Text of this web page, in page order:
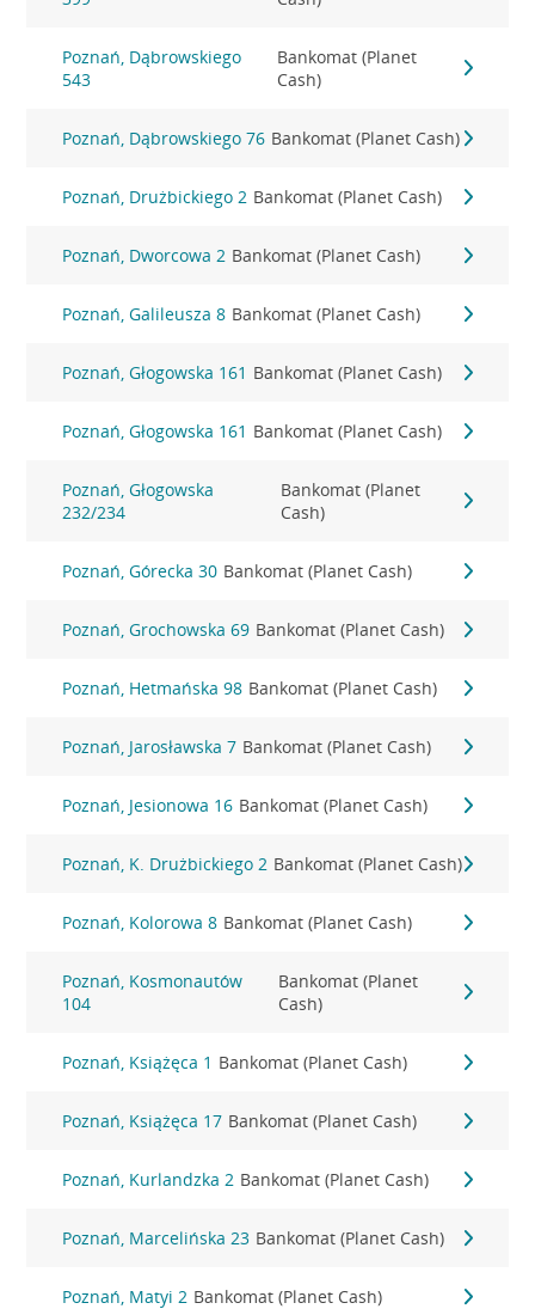
Poznań, Dąbrowskiego
543
Bankomat (Planet
Cash)
Poznań, Dąbrowskiego 76 Bankomat (Planet Cash)
Poznań, Drużbickiego 2 Bankomat (Planet Cash)
Poznań, Dworcowa 2 Bankomat (Planet Cash)
Poznań, Galileusza 8 Bankomat (Planet Cash)
Poznań, Głogowska 161 Bankomat (Planet Cash)
Poznań, Głogowska 161 Bankomat (Planet Cash)
Poznań, Głogowska
232/234
Bankomat (Planet
Cash)
Poznań, Górecka 30 Bankomat (Planet Cash)
Poznań, Grochowska 69 Bankomat (Planet Cash)
Poznań, Hetmańska 98 Bankomat (Planet Cash)
Poznań, Jarosławska 7 Bankomat (Planet Cash)
Poznań, Jesionowa 16 Bankomat (Planet Cash)
Poznań, K. Drużbickiego 2 Bankomat (Planet Cash)
Poznań, Kolorowa 8 Bankomat (Planet Cash)
Poznań, Kosmonautów
104
Bankomat (Planet
Cash)
Poznań, Książęca 1 Bankomat (Planet Cash)
Poznań, Książęca 17 Bankomat (Planet Cash)
Poznań, Kurlandzka 2 Bankomat (Planet Cash)
Poznań, Marcelińska 23 Bankomat (Planet Cash)
Poznań, Matyi 2 Bankomat (Planet Cash)